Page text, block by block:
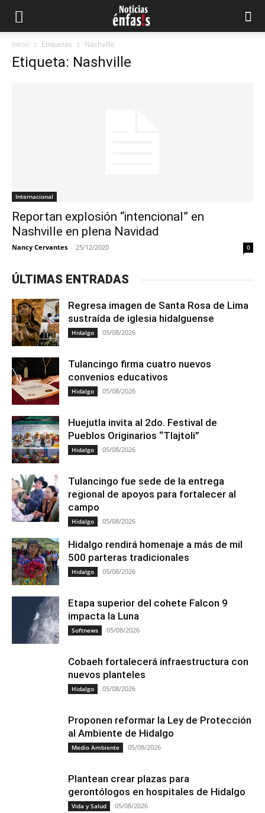
Inicio Etiquetas Nashville
Etiqueta: Nashville
Internacional
Reportan explosión “intencional” en
Nashville en plena Navidad
Nancy Cervantes - 25/12/2020 0
ÚLTIMAS ENTRADAS
Regresa imagen de Santa Rosa de Lima
sustraída de iglesia hidalguense
Hidalgo 05/08/2026
Tulancingo firma cuatro nuevos
convenios educativos
Hidalgo 05/08/2026
Huejutla invita al 2do. Festival de
Pueblos Originarios “Tlajtoli”
Hidalgo 05/08/2026
Tulancingo fue sede de la entrega
regional de apoyos para fortalecer al
campo
Hidalgo 05/08/2026
Hidalgo rendirá homenaje a más de mil
500 parteras tradicionales
Hidalgo 05/08/2026
Etapa superior del cohete Falcon 9
impacta la Luna
Softnews 05/08/2026
Cobaeh fortalecerá infraestructura con
nuevos planteles
Hidalgo 05/08/2026
Proponen reformar la Ley de Protección
al Ambiente de Hidalgo
Medio Ambiente 05/08/2026
Plantean crear plazas para
gerontólogos en hospitales de Hidalgo
Vida y Salud 05/08/2026